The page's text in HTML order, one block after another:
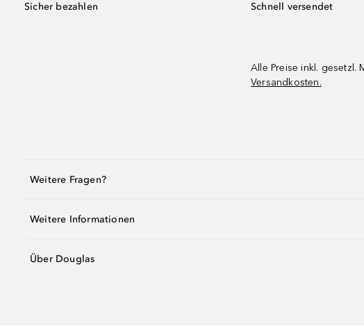
Sicher bezahlen Schnell versendet
Alle Preise inkl. gesetzl.
Versandkosten.
Weitere Fragen?
Weitere Informationen
Über Douglas